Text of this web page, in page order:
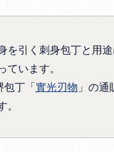
を引く刺身包丁と用
います。
包丁「實光刃物 」の